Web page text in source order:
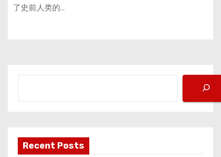
了史前人类的…
Recent Posts